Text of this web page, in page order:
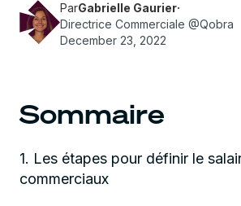
ParGabrielle Gaurier·
Directrice Commerciale @Qobra
December 23, 2022
Sommaire
1. Les étapes pour définir le
commerciaux